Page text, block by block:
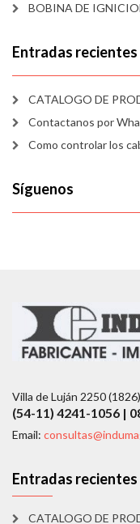
BOBINA DE
Entradas recientes
CATALOGO DE
Contactanos por
Como controlar los
Síguenos
Villa de Luján 2250
(54-11) 4241-1056 |
Email:
Entradas recientes
CATALOGO DE